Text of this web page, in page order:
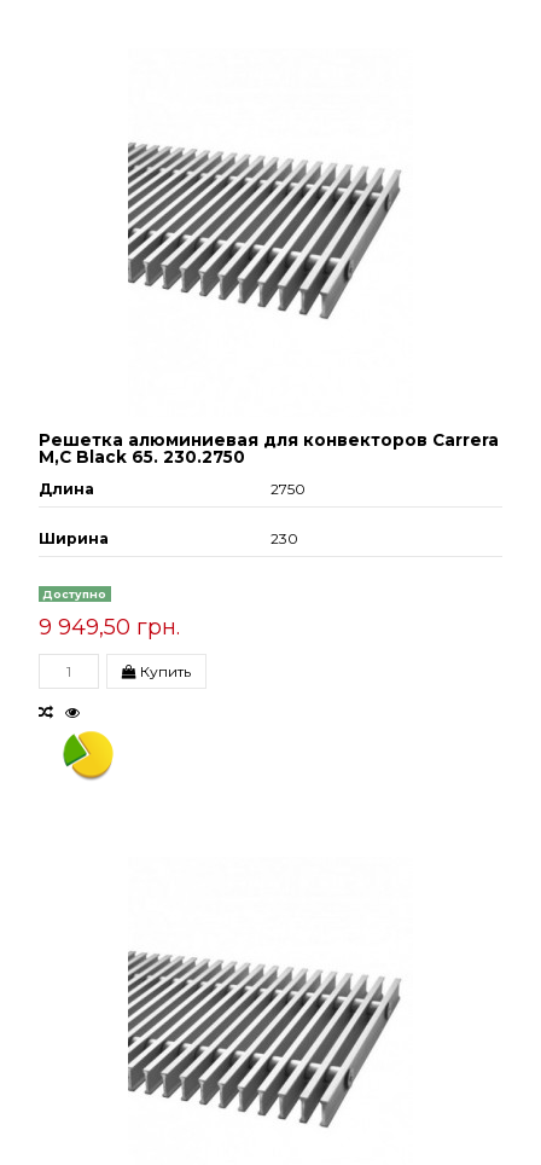
Решетка алюминиевая для конвекторов Carrera
М,С Black 65. 230.2750
Длина 2750
Ширина 230
Доступно
9 949,50 грн.
Купить